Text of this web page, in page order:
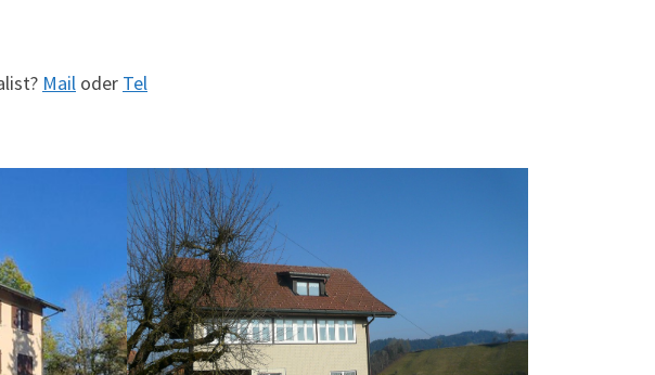
Mail oder Tel